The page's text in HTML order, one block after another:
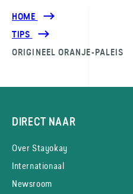
HOME
TIPS
ORIGINEEL ORANJE-PALEIS
DIRECT NAAR
Over Stayokay
Internationaal
Newsroom